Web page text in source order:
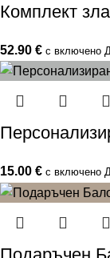
Комплект
52.90 € с включено
15.00 € с включено